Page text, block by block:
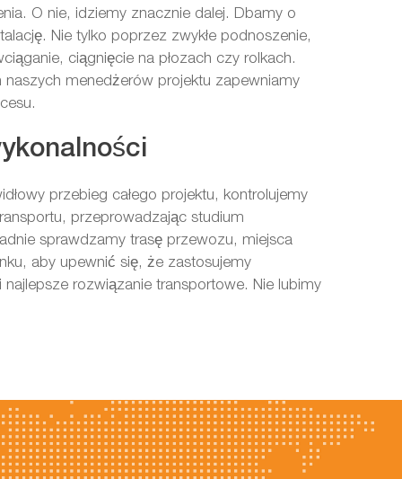
O nie, idziemy znacznie dalej. Dbamy o
Nie tylko poprzez zwykłe podnoszenie,
ciągnięcie na płozach czy rolkach.
naszych menedżerów projektu zapewniamy
przebieg całego projektu, kontrolujemy
przeprowadzając studium
sprawdzamy trasę przewozu, miejsca
aby upewnić się, że zastosujemy
rozwiązanie transportowe. Nie lubimy